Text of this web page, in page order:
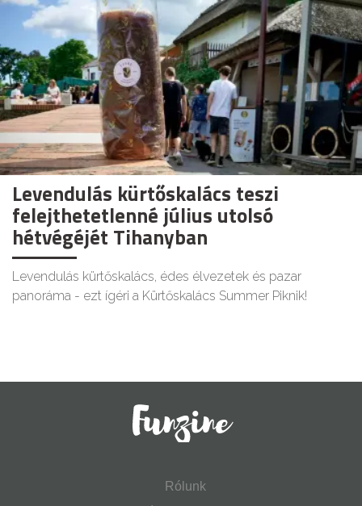
Levendulás kürtőskalács teszi
felejthetetlenné július utolsó
hétvégéjét Tihanyban
Levendulás kürtőskalács, édes élvezetek és pazar
panoráma - ezt ígéri a Kürtőskalács Summer Piknik!
Rólunk